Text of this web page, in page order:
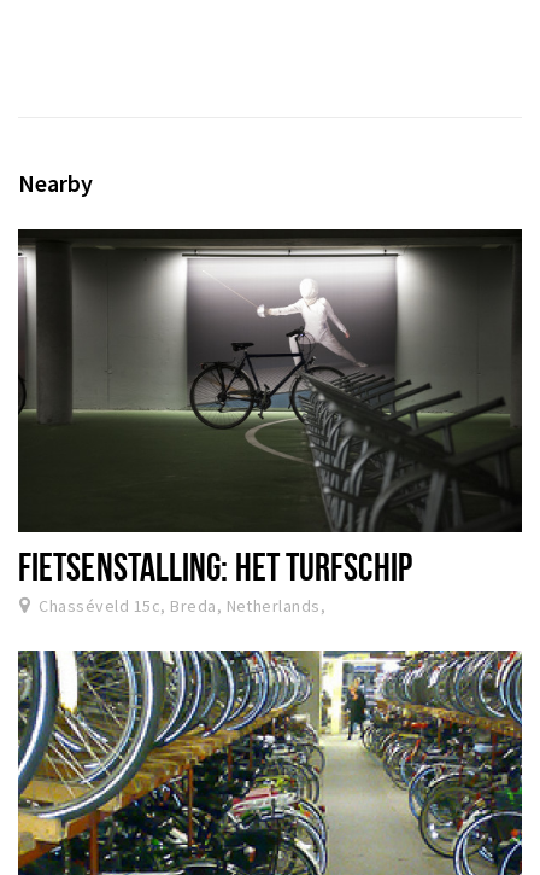
Nearby
FIETSENSTALLING: HET TURFSCHIP
Chasséveld 15c, Breda, Netherlands,